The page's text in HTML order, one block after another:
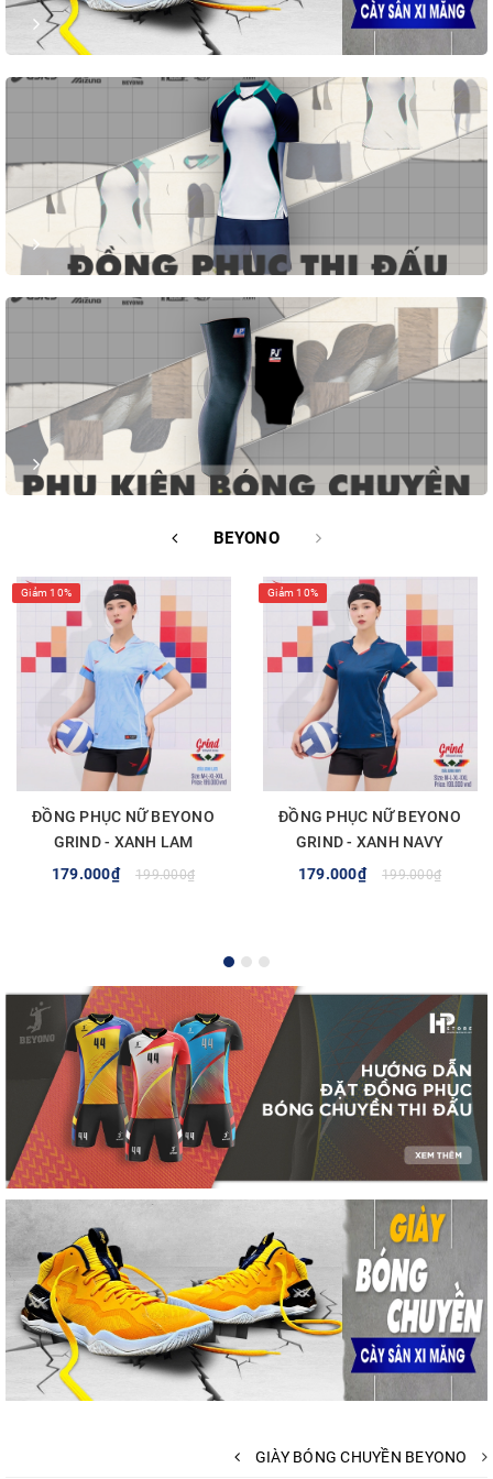
BEYONO
Giảm 10%
ĐỒNG PHỤC NỮ BEYONO
GRIND - XANH LAM
179.000₫
199.000₫
Giảm 10%
ĐỒNG PHỤC NỮ BEYONO
GRIND - XANH NAVY
179.000₫
199.000₫
GIÀY BÓNG CHUYỀN BEYONO